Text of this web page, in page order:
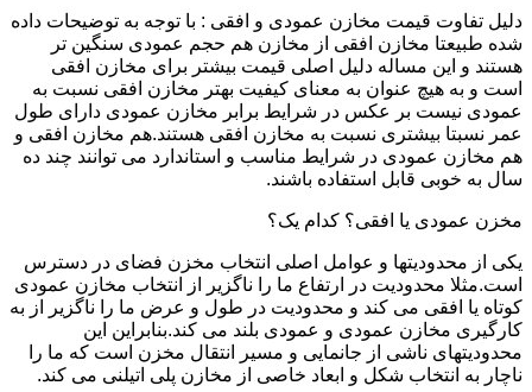
دلیل تفاوت قیمت مخازن عمودی و افقی : با توجه به توضیحات داده
شده طبیعتا مخازن افقی از مخازن هم حجم عمودی سنگین تر
هستند و این مساله دلیل اصلی قیمت بیشتر برای مخازن افقی
است و به هیچ عنوان به معنای کیفیت بهتر مخازن افقی نسبت به
عمودی نیست بر عکس در شرایط برابر مخازن عمودی دارای طول
عمر نسبتا بیشتری نسبت به مخازن افقی هستند.هم مخازن افقی و
هم مخازن عمودی در شرایط مناسب و استاندارد می توانند چند ده
سال به خوبی قابل استفاده باشند.
مخزن عمودی یا افقی؟ کدام یک؟
یکی از محدودیتها و عوامل اصلی انتخاب مخزن فضای در دسترس
است.مثلا محدودیت در ارتفاع ما را ناگزیر از انتخاب مخازن عمودی
کوتاه یا افقی می کند و محدودیت در طول و عرض ما را ناگزیر از به
کارگیری مخازن عمودی و عمودی بلند می کند.بنابراین این
محدودیتهای ناشی از جانمایی و مسیر انتقال مخزن است که ما را
ناچار به انتخاب شکل و ابعاد خاصی از مخازن پلی اتیلنی می کند.